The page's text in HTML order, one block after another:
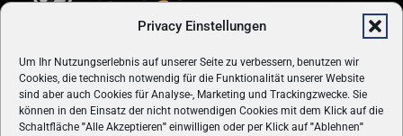
Privacy Einstellungen
Um Ihr Nutzungserlebnis auf unserer Seite zu verbessern, benutzen wir
Cookies, die technisch notwendig für die Funktionalität unserer Website
sind aber auch Cookies für Analyse-, Marketing und Trackingzwecke. Sie
können in den Einsatz der nicht notwendigen Cookies mit dem Klick auf die
Schaltfläche "Alle Akzeptieren" einwilligen oder per Klick auf"Ablehnen"